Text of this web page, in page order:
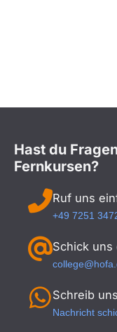
Hast du
Fernkursen?
Ruf uns
+49 7251
Schick uns
Schreib
Nachricht